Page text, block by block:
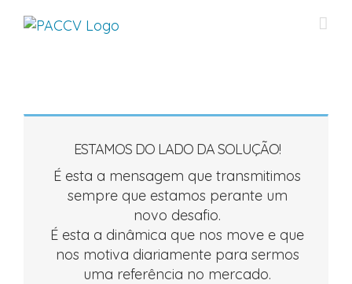
ESTAMOS DO LADO DA SOLUÇÃO!
É esta a mensagem que transmitimos
sempre que estamos perante um
novo desafio.
É esta a dinâmica que nos move e que
nos motiva diariamente para sermos
uma referência no mercado.